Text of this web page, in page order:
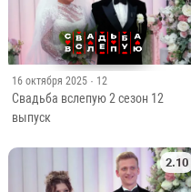
16 октября 2025 · 12
Свадьба вслепую 2 сезон 12
выпуск
2.10